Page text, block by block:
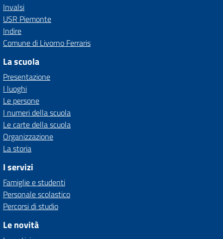
Invalsi
USR Piemonte
Indire
Comune di Livorno Ferraris
La scuola
Presentazione
I luoghi
Le persone
I numeri della scuola
Le carte della scuola
Organizzazione
La storia
I servizi
Famiglie e studenti
Personale scolastico
Percorsi di studio
Le novità